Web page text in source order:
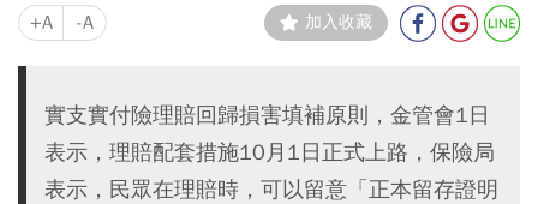
+A -A 加入收藏
實支實付險理賠回歸損害填補原則，金管會1日
表示，理賠配套措施10月1日正式上路，保險局
表示，民眾在理賠時，可以留意「正本留存證明